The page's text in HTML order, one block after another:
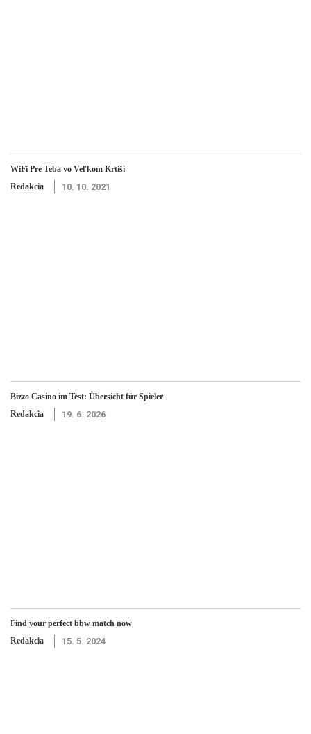
WiFi Pre Teba vo Veľkom Krtíši
Redakcia
10. 10. 2021
Bizzo Casino im Test: Übersicht für Spieler
Redakcia
19. 6. 2026
Find your perfect bbw match now
Redakcia
15. 5. 2024